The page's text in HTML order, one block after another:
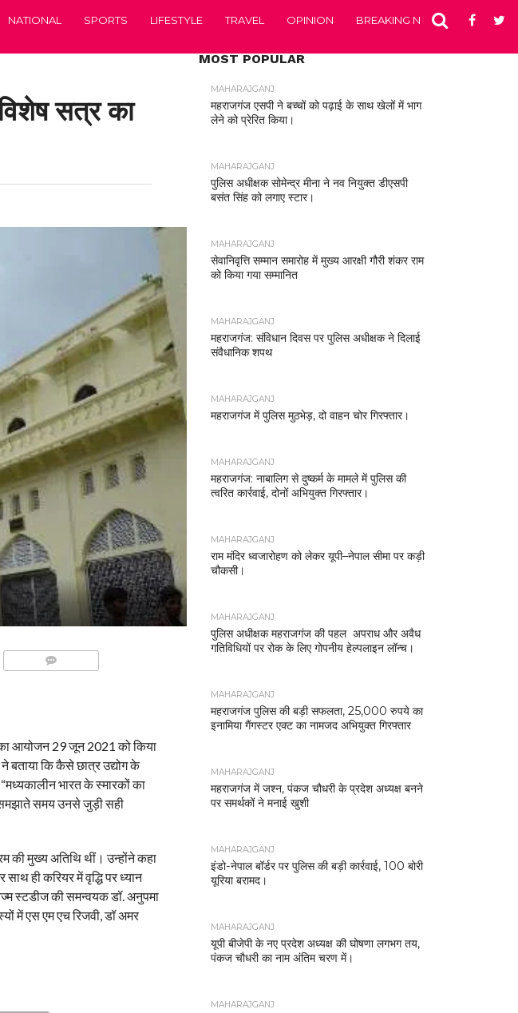
NATIONAL SPORTS LIFESTYLE TRAVEL OPINION BREAKING NEWS
विशेष सत्र का
का आयोजन 29 जून 2021 को किया
बताया कि कैसे छात्र उद्योग के
भारत के स्मारकों का
समझाते समय उनसे जुड़ी सही
की मुख्य अतिथि थीं। उन्होंने कहा
ही करियर में वृद्धि पर ध्यान
स्टडीज की समन्वयक डॉ. अनुपमा
में एस एम एच रिजवी, डॉ अमर
MOST POPULAR
MAHARAJGANJ
महराजगंज एसपी ने बच्चों को पढ़ाई के साथ खेलों में भाग
लेने को प्रेरित किया।
MAHARAJGANJ
पुलिस अधीक्षक सोमेन्द्र मीना ने नव नियुक्त डीएसपी
बसंत सिंह को लगाए स्टार।
MAHARAJGANJ
सेवानिवृत्ति सम्मान समारोह में मुख्य आरक्षी गौरी शंकर राम
को किया गया सम्मानित
MAHARAJGANJ
महराजगंज: संविधान दिवस पर पुलिस अधीक्षक ने दिलाई
संवैधानिक शपथ
MAHARAJGANJ
महराजगंज में पुलिस मुठभेड़, दो वाहन चोर गिरफ्तार।
MAHARAJGANJ
महराजगंज: नाबालिग से दुष्कर्म के मामले में पुलिस की
त्वरित कार्रवाई, दोनों अभियुक्त गिरफ्तार।
MAHARAJGANJ
राम मंदिर ध्वजारोहण को लेकर यूपी–नेपाल सीमा पर कड़ी
चौकसी।
MAHARAJGANJ
पुलिस अधीक्षक महराजगंज की पहल अपराध और अवैध
गतिविधियों पर रोक के लिए गोपनीय हेल्पलाइन लॉन्च।
MAHARAJGANJ
महराजगंज पुलिस की बड़ी सफलता, 25,000 रुपये का
इनामिया गैंगस्टर एक्ट का नामजद अभियुक्त गिरफ्तार
MAHARAJGANJ
महराजगंज में जश्न, पंकज चौधरी के प्रदेश अध्यक्ष बनने
पर समर्थकों ने मनाई खुशी
MAHARAJGANJ
इंडो-नेपाल बॉर्डर पर पुलिस की बड़ी कार्रवाई, 100 बोरी
यूरिया बरामद।
MAHARAJGANJ
यूपी बीजेपी के नए प्रदेश अध्यक्ष की घोषणा लगभग तय,
पंकज चौधरी का नाम अंतिम चरण में।
MAHARAJGANJ